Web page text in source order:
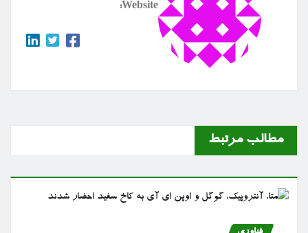
Website:
مطالب مرتبط